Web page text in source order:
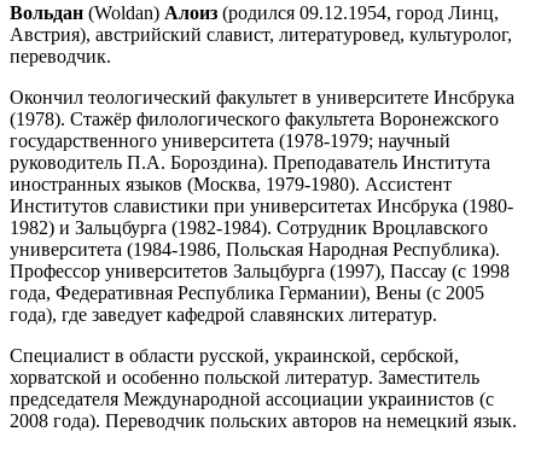
Вольдан (Woldan) Алоиз (родился 09.12.1954, город Линц,
Австрия), австрийский славист, литературовед, культуролог,
переводчик.
Окончил теологический факультет в университете Инсбрука
(1978). Стажёр филологического факультета Воронежского
государственного университета (1978-1979; научный
руководитель П.А. Бороздина). Преподаватель Института
иностранных языков (Москва, 1979-1980). Ассистент
Институтов славистики при университетах Инсбрука (1980-
1982) и Зальцбурга (1982-1984). Сотрудник Вроцлавского
университета (1984-1986, Польская Народная Республика).
Профессор университетов Зальцбурга (1997), Пассау (с 1998
года, Федеративная Республика Германии), Вены (с 2005
года), где заведует кафедрой славянских литератур.
Специалист в области русской, украинской, сербской,
хорватской и особенно польской литератур. Заместитель
председателя Международной ассоциации украинистов (с
2008 года). Переводчик польских авторов на немецкий язык.